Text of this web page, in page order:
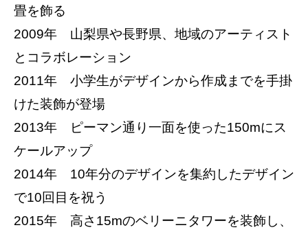
畳を飾る
2009年 山梨県や長野県、地域のアーティスト
とコラボレーション
2011年 小学生がデザインから作成までを手掛
けた装飾が登場
2013年 ピーマン通り一面を使った150mにス
ケールアップ
2014年 10年分のデザインを集約したデザイン
で10回目を祝う
2015年 高さ15mのベリーニタワーを装飾し、